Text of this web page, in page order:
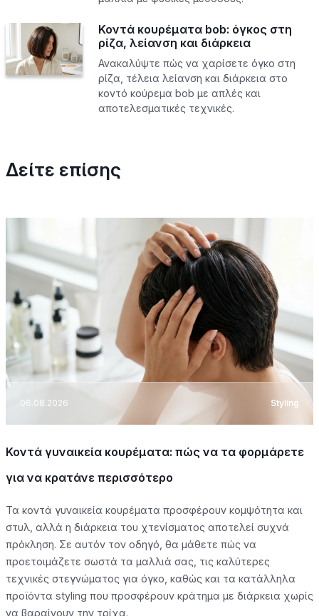
Κοντά κουρέματα bob: όγκος στη
ρίζα, λείανση και διάρκεια
Ανακαλύψτε πώς να χαρίσετε όγκο στη
ρίζα, τέλεια λείανση και διάρκεια στο
κοντό κούρεμα bob με απλές και
αποτελεσματικές τεχνικές.
Δείτε επίσης
06.08.2026 Styling
Κοντά γυναικεία κουρέματα: πώς να τα φορμάρετε
για να κρατάνε περισσότερο
Τα κοντά γυναικεία κουρέματα προσφέρουν κομψότητα και
στυλ, αλλά η διάρκεια του χτενίσματος αποτελεί συχνά
πρόκληση. Σε αυτόν τον οδηγό, θα μάθετε πώς να
προετοιμάζετε σωστά τα μαλλιά σας, τις καλύτερες
τεχνικές στεγνώματος για όγκο, καθώς και τα κατάλληλα
προϊόντα styling που προσφέρουν κράτημα με διάρκεια χωρίς
να βαραίνουν την τρίχα.